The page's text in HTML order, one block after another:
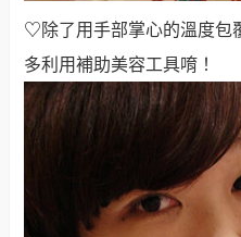
♡除了用手部掌心的溫度包
多利用補助美容工具唷！